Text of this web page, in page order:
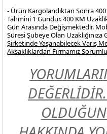
- Ürün Kargolandıktan Sonra
Tahmini 1 Gündür. 400 KM
Gün Arasında Değişmektedir.
Süresi Şubeye Olan
Şirketinde Yaşanabilecek Varış
Aksaklıklardan Firmamız